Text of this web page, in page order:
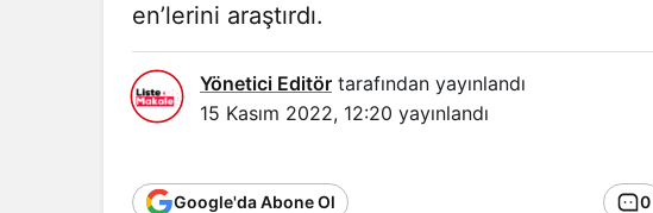
en’lerini araştırdı.
Yönetici Editör tarafından yayınlandı
15 Kasım 2022, 12:20 yayınlandı
Google'da Abone Ol 0